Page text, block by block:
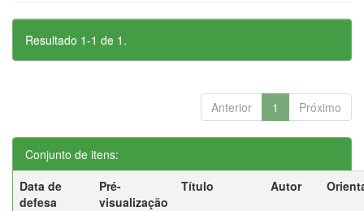
Resultado 1-1 de 1.
Anterior 1 Próximo
Conjunto de itens:
Data de
defesa
Pré-
visualização
Título Autor